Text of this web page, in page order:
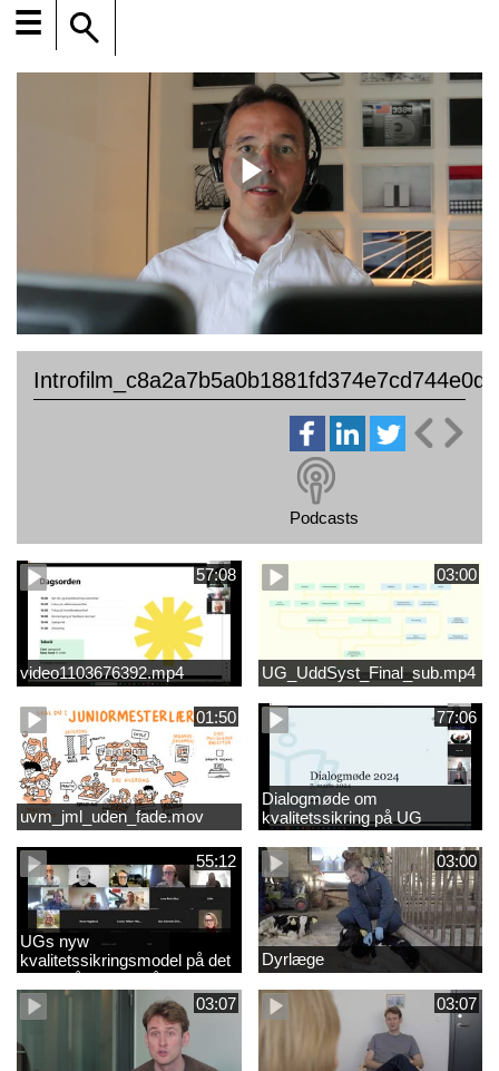
☰
Podcasts
57:08
video1103676392.mp4
03:00
UG_UddSyst_Final_sub.mp4
01:50
uvm_jml_uden_fade.mov
77:06
Dialogmøde om
kvalitetssikring på UG
55:12
UGs nyw
kvalitetssikringsmodel på det
videregående område
03:00
Dyrlæge
03:07 03:07